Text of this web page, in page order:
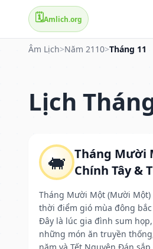
🗓️Amlich.org
Âm Lịch>Năm 2110>Tháng 11
Lịch
🐖 Tháng Mười
Chính Tây &
Tháng Mười Một (Mười Một)
thời điểm gió mùa đông
Đây là lúc gia đình sum
những món ăn truyền
năm và Tết Nguyên Đán